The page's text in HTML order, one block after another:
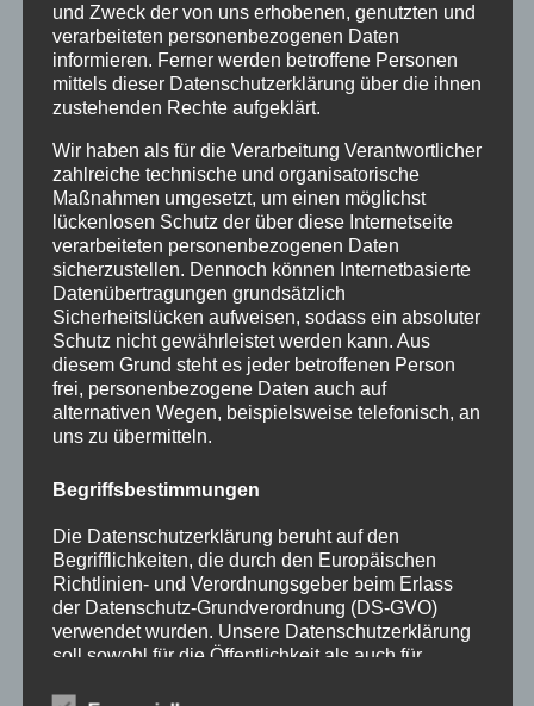
Kategorien
Allgemein
Bürgerinformationen
Fortbildungen
Klimaschutz Best Practice
Startseite
Veranstaltungen
Stichwörter
2024 agathazell
Antrag Arbeiten ausweis
Bekanntmachung Brauchtum burgberg
Burgberg im Allgäu burgentage Bürger Bürgerbüro
Bürgerinfo bürgermeister corona Dorfplatz
ehrung Gemeinde Gemeinde Burgberg
und Zweck der von uns erhobenen, genutzten und
verarbeiteten personenbezogenen Daten
informieren. Ferner werden betroffene Personen
mittels dieser Datenschutzerklärung über die ihnen
zustehenden Rechte aufgeklärt.
Wir haben als für die Verarbeitung Verantwortlicher
zahlreiche technische und organisatorische
Maßnahmen umgesetzt, um einen möglichst
lückenlosen Schutz der über diese Internetseite
verarbeiteten personenbezogenen Daten
sicherzustellen. Dennoch können Internetbasierte
Datenübertragungen grundsätzlich
Sicherheitslücken aufweisen, sodass ein absoluter
Schutz nicht gewährleistet werden kann. Aus
diesem Grund steht es jeder betroffenen Person
frei, personenbezogene Daten auch auf
alternativen Wegen, beispielsweise telefonisch, an
uns zu übermitteln.
Begriffsbestimmungen
Die Datenschutzerklärung beruht auf den
Begrifflichkeiten, die durch den Europäischen
Richtlinien- und Verordnungsgeber beim Erlass
der Datenschutz-Grundverordnung (DS-GVO)
verwendet wurden. Unsere Datenschutzerklärung
soll sowohl für die Öffentlichkeit als auch für